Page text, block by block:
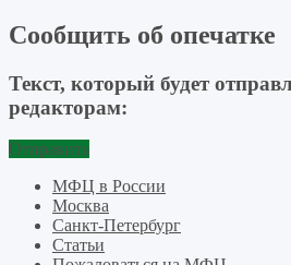
Сообщить об опечатке
Текст, который будет
редакторам:
Отправить
МФЦ в России
Москва
Санкт-Петербург
Статьи